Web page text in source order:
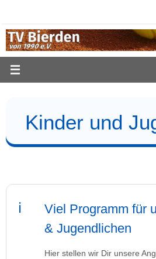
springen
Kinder und
Viel Programm für
& Jugendlichen
Hier stellen wir Dir unsere